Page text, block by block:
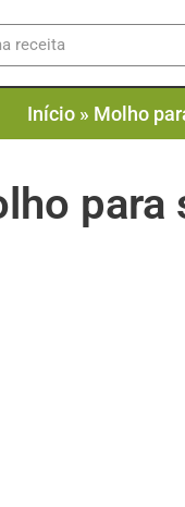
Início » Molho
para